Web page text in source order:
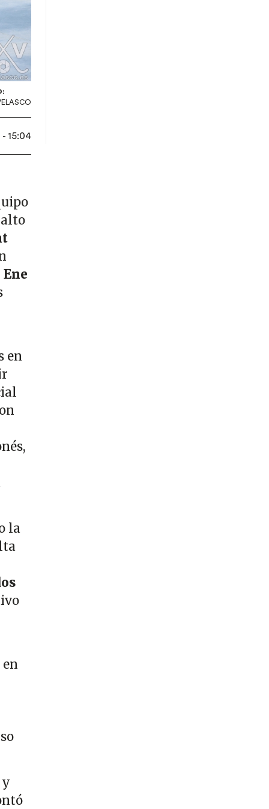
15:04
alto
Ene
en
la
y